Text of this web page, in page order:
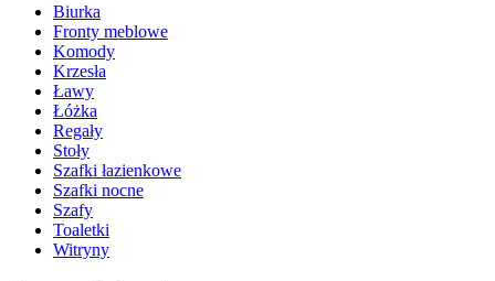
Biurka
Fronty meblowe
Komody
Krzesła
Ławy
Łóżka
Regały
Stoły
Szafki łazienkowe
Szafki nocne
Szafy
Toaletki
Witryny